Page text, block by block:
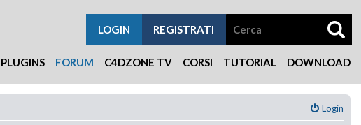
PLUGINS FORUM C4DZONE TV CORSI TUTORIAL DOWNLOAD
REGISTRATI
LOGIN
Login